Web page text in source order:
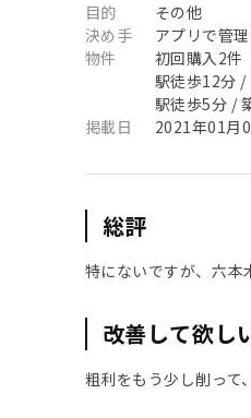
目的
その他
決め手
アプリで管
物件
初回購入2件
駅徒歩12分
駅徒歩5分 /
掲載日
2021年01月
総評
特にないですが、六本
改善して欲し
粗利をもう少し削って